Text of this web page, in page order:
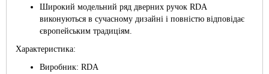
Широкий модельний ряд дверних ручок RDA
виконуються в сучасному дизайні і повністю відповідає
європейським традиціям.
Характеристика:
Виробник: RDA